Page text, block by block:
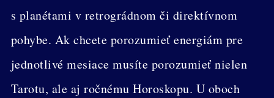
s planétami v retrográdnom či direktívnom
pohybe. Ak chcete porozumieť energiám pre
jednotlivé mesiace musíte porozumieť nielen
Tarotu, ale aj ročnému Horoskopu. U oboch